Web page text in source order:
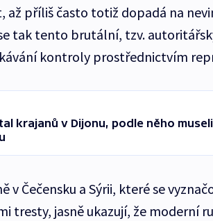
příliš často totiž dopadá na
tak tento brutální, tzv.
kontroly prostřednictvím
krajanů v Dijonu, podle něho museli
v Čečensku a Sýrii, které se
tresty, jasně ukazují, že moderní